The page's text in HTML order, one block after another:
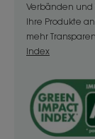
• Nährt:
ist und
pflegt.
• Schützt:
hinterlässt
Verbänden
Ihre Produkte
mehr
Index